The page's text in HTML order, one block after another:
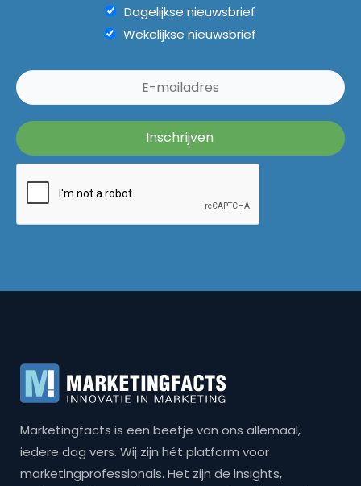
Dagelijkse nieuwsbrief
Wekelijkse nieuwsbrief
Marketingfacts is een beetje van ons allemaal,
iedere dag vers. Wij zijn hét platform voor
marketingprofessionals. Het zijn de insights,